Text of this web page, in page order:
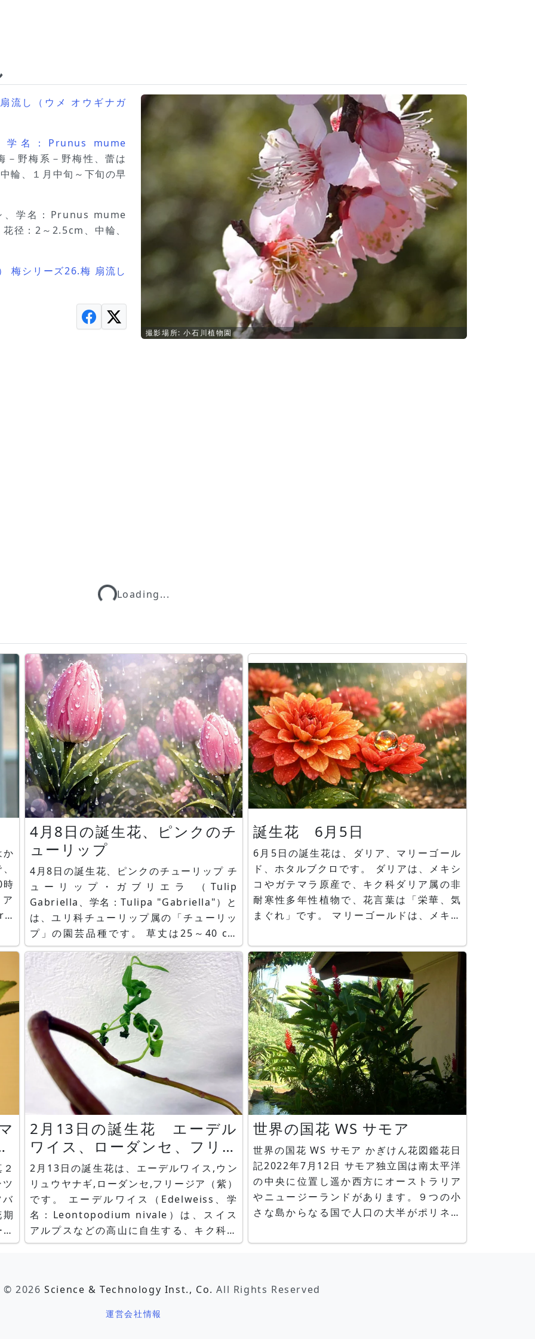
流し（ウメ オウギナガ
名：Prunus mume
－野梅系－野梅性、蕾は
輪、１月中旬～下旬の早
、学名：Prunus mume
径：2～2.5cm、中輪、
梅シリーズ26.梅 扇流し
撮影場所: 小石川植物園
Loading...Loading...
時
で
学
4月8日の誕生花、ピンクのチ
ューリップ
4月8日の誕生花、ピンクのチューリップ チ
ューリップ・ガブリエラ （Tulip
Gabriella、学名：Tulipa "Gabriella"）と
は、ユリ科チューリップ属の「チューリッ
プ」の園芸品種です。 草丈は25～40 cm
で、茎は短めです。 花の開花時期は、中頃
の4/中旬～4/下旬です。花は、茎長に、一
重の、ピンクで縁が淡いピンクの花を１輪
咲かせます。 チューリップ分類では、
T（トライア
誕生花 6月5日
6月5日の誕生花は、ダリア、マリーゴール
ド、ホタルブクロです。 ダリアは、メキシ
コやガテマラ原産で、キク科ダリア属の非
耐寒性多年性植物で、花言葉は「栄華、気
まぐれ」です。 マリーゴールドは、メキシ
年草で、花言葉は「勇者、/いつもそばにい
て」です。 ホタルブクロは、日本原産で、
キキョウ科ホタルブクロ属の耐寒性多年
草、花言葉は「正義、忠実」です。 ■かぎ
けん花
バ
2月13日の誕生花 エーデル
ワイス、ローダンセ、フリー
ジア、雲竜柳
2月13日の誕生花は、エーデルワイス,ウン
リュウヤナギ,ローダンセ,フリージア（紫）
です。 エーデルワイス（Edelweiss、学
名：Leontopodium nivale）は、スイス
アルプスなどの高山に自生する、キク科ウ
スユキソウ属の高山性多年草です。花言葉
tortuosa）は、中国原産でヤナ
世界の国花 WS サモア
世界の国花 WS サモア かぎけん花図鑑花日
記2022年7月12日 サモア独立国は南太平洋
の中央に位置し遥か西方にオーストラリア
やニュージーランドがあります。９つの小
さな島からなる国で人口の大半がポリネシ
ロイモ栽培の農業や、沿岸漁業、米国やニ
はサモア語と英語で、宗教はキリスト教が
© 2026Science & Technology Inst., Co. All Rights Reserved
運営会社情報